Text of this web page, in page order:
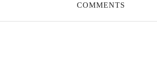
COMMENTS